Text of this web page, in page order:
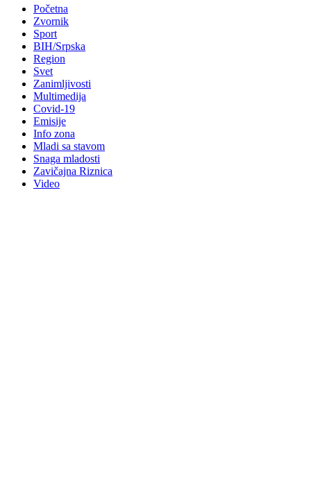
Početna
Zvornik
Sport
BIH/Srpska
Region
Svet
Zanimljivosti
Multimedija
Covid-19
Emisije
Info zona
Mladi sa stavom
Snaga mladosti
Zavičajna Riznica
Video